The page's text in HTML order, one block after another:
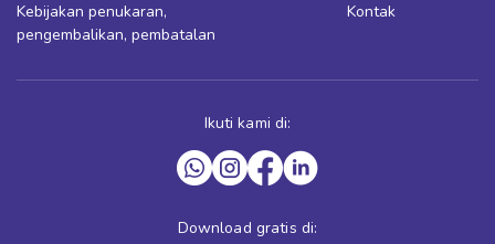
Kebijakan penukaran,
pengembalikan, pembatalan
Kontak
Ikuti kami di:
Download gratis di: